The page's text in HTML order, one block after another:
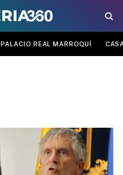
PALACIO REAL MARROQUÍ